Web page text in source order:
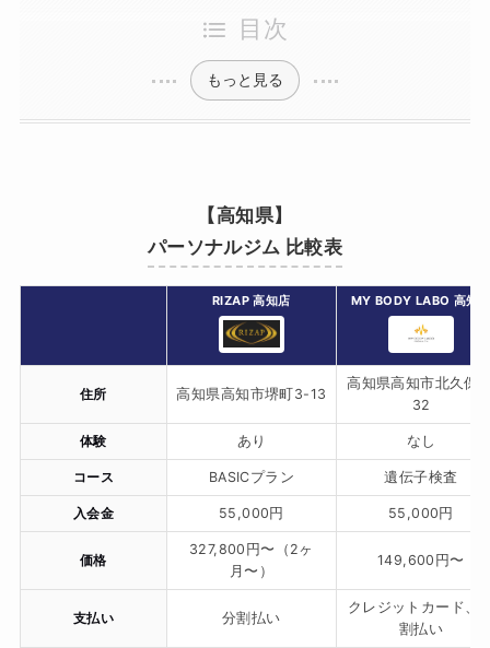
目次
もっと見る
【高知県】
パーソナルジム 比較表
RIZAP 高知店 MY BODY LABO 高知
住所 高知県高知市堺町3-13
高知県高知市北久保
32
体験 あり なし
コース BASICプラン 遺伝子検査
入会金 55,000円 55,000円
価格
327,800円〜（2ヶ
月〜）
149,600円〜
支払い 分割払い
クレジットカード、
割払い